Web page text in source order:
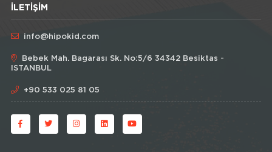
İLETIŞIM
info@hipokid.com
Bebek Mah. Bagarası Sk. No:5/6 34342 Besiktas -
ISTANBUL
+90 533 025 81 05